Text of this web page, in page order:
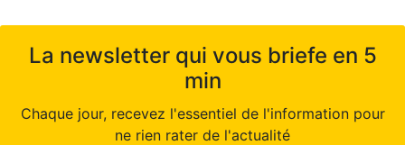
La newsletter qui vous briefe en 5
min
Chaque jour, recevez l'essentiel de l'information pour
ne rien rater de l'actualité